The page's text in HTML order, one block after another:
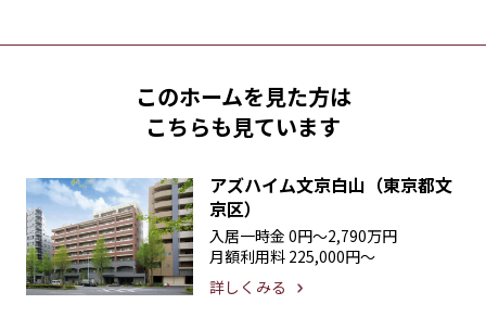
このホームを見た方は
こちらも見ています
アズハイム文京白山（東京都文
京区）
入居一時金 0円〜2,790万円
月額利用料 225,000円〜
詳しくみる